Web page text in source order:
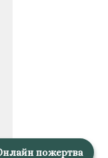
пожертва